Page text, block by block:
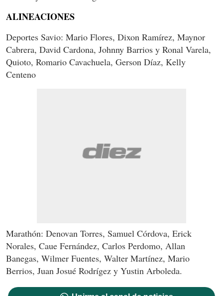
ALINEACIONES
Deportes Savio: Mario Flores, Dixon Ramírez, Maynor
Cabrera, David Cardona, Johnny Barrios y Ronal Varela,
Quioto, Romario Cavachuela, Gerson Díaz, Kelly
Centeno
Marathón: Denovan Torres, Samuel Córdova, Erick
Norales, Caue Fernández, Carlos Perdomo, Allan
Banegas, Wilmer Fuentes, Walter Martínez, Mario
Berrios, Juan Josué Rodrígez y Yustin Arboleda.